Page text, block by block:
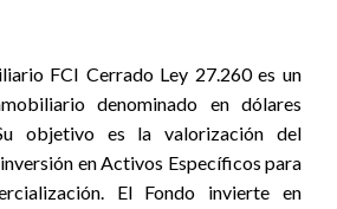
FCI Cerrado Ley 27.260 es un
denominado en dólares
objetivo es la valorización del
en Activos Específicos para
El Fondo invierte en